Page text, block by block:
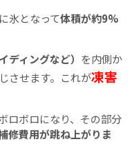
氷となって体積が約9%
ディングなど） を内側か
させます。これが凍害
ロボロになり、その部分
修費用が跳ね上がりま